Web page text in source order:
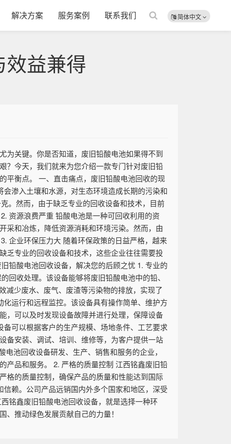
简体中文
解决方案 服务案例 联系我们
益兼得
为关键。你是否知道，废旧铅酸电池如果得不到
？今天，我们就来为您介绍一款专门针对废旧铅
衡点。 一、直击痛点，废旧铅酸电池回收的现
渗入土壤和水源，对生态环境造成长期的污染和
。然而，由于缺乏专业的回收设备和技术，目前
资源浪费严重 铅酸电池是一种可回收利用的资
采和冶炼，降低资源消耗和环境污染。然而，由
企业环保压力大 随着环保政策的日益严格，越来
乏专业的回收设备和技术，这些企业往往需要投
铅酸电池回收设备，解决您的后顾之忧 1. 专业的
收处理。该设备能够将废旧铅酸电池中的铅、
减少废水、废气、废渣等污染物的排放，实现了
运行和远程监控。该设备具有操作简单、维护方
，可以及时发现设备故障并进行处理，保障设备
可以根据客户的生产规模、场地条件、工艺要求
备安装、调试、培训、维修等，为客户提供一站
池回收设备研发、生产、销售和服务的企业，
产品和服务。 2. 严格的质量控制 江西铭鑫废旧铅
格的质量控制，确保产品的质量和性能达到国际
赖。公司产品远销国内外多个国家和地区，深受
铭鑫废旧铅酸电池回收设备，就是选择一种环
推动绿色发展贡献自己的力量！